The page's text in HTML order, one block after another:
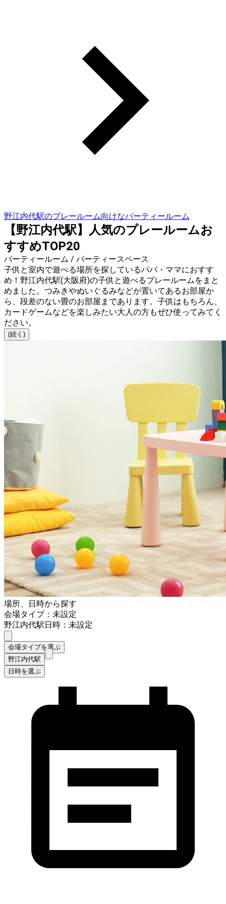
野江内代駅のプレールーム向けなパーティールーム
【野江内代駅】人気のプレールームお
すすめTOP20
パーティールーム / パーティースペース
子供と室内で遊べる場所を探しているパパ・ママにおすす
め！野江内代駅(大阪府)の子供と遊べるプレールームをまと
めました。つみきやぬいぐるみなどが置いてあるお部屋か
ら、段差のない畳のお部屋まであります。子供はもちろん、
カードゲームなどを楽しみたい大人の方もぜひ使ってみてく
ださい。
(続く)
場所、日時から探す
会場タイプ：未設定
野江内代駅日時：未設定
会場タイプを選ぶ
野江内代駅
日時を選ぶ